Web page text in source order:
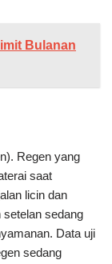
Bulanan
Regen yang
saat
licin dan
setelan sedang
Data uji
sedang